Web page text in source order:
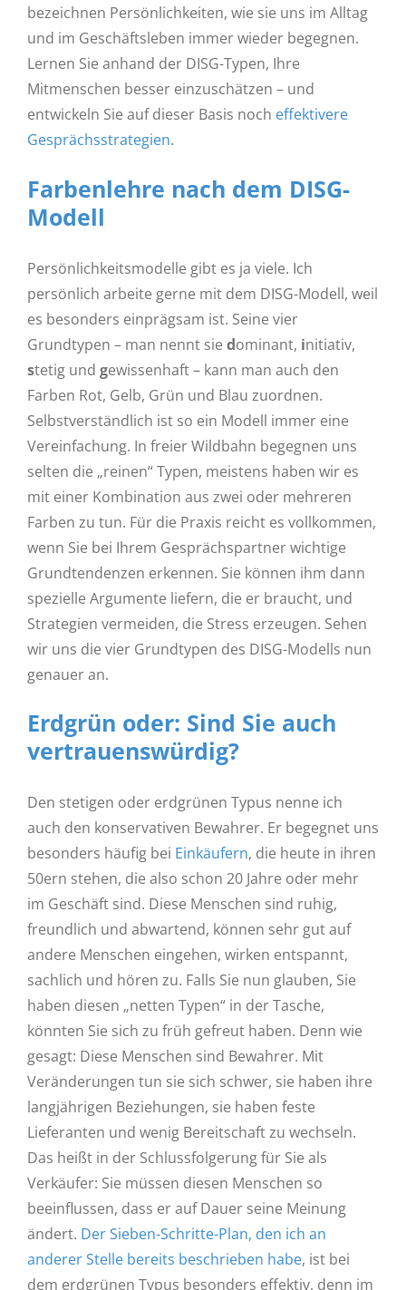
bezeichnen Persönlichkeiten, wie sie uns im Alltag
und im Geschäftsleben immer wieder begegnen.
Lernen Sie anhand der DISG-Typen, Ihre
Mitmenschen besser einzuschätzen – und
entwickeln Sie auf dieser Basis noch effektivere
Gesprächsstrategien.
Farbenlehre nach dem DISG-
Modell
Persönlichkeitsmodelle gibt es ja viele. Ich
persönlich arbeite gerne mit dem DISG-Modell, weil
es besonders einprägsam ist. Seine vier
Grundtypen – man nennt sie dominant, initiativ,
stetig und gewissenhaft – kann man auch den
Farben Rot, Gelb, Grün und Blau zuordnen.
Selbstverständlich ist so ein Modell immer eine
Vereinfachung. In freier Wildbahn begegnen uns
selten die „reinen“ Typen, meistens haben wir es
mit einer Kombination aus zwei oder mehreren
Farben zu tun. Für die Praxis reicht es vollkommen,
wenn Sie bei Ihrem Gesprächspartner wichtige
Grundtendenzen erkennen. Sie können ihm dann
spezielle Argumente liefern, die er braucht, und
Strategien vermeiden, die Stress erzeugen. Sehen
wir uns die vier Grundtypen des DISG-Modells nun
genauer an.
Erdgrün oder: Sind Sie auch
vertrauenswürdig?
Den stetigen oder erdgrünen Typus nenne ich
auch den konservativen Bewahrer. Er begegnet uns
besonders häufig bei Einkäufern, die heute in ihren
50ern stehen, die also schon 20 Jahre oder mehr
im Geschäft sind. Diese Menschen sind ruhig,
freundlich und abwartend, können sehr gut auf
andere Menschen eingehen, wirken entspannt,
sachlich und hören zu. Falls Sie nun glauben, Sie
haben diesen „netten Typen“ in der Tasche,
könnten Sie sich zu früh gefreut haben. Denn wie
gesagt: Diese Menschen sind Bewahrer. Mit
Veränderungen tun sie sich schwer, sie haben ihre
langjährigen Beziehungen, sie haben feste
Lieferanten und wenig Bereitschaft zu wechseln.
Das heißt in der Schlussfolgerung für Sie als
Verkäufer: Sie müssen diesen Menschen so
beeinflussen, dass er auf Dauer seine Meinung
ändert. Der Sieben-Schritte-Plan, den ich an
anderer Stelle bereits beschrieben habe, ist bei
dem erdgrünen Typus besonders effektiv, denn im